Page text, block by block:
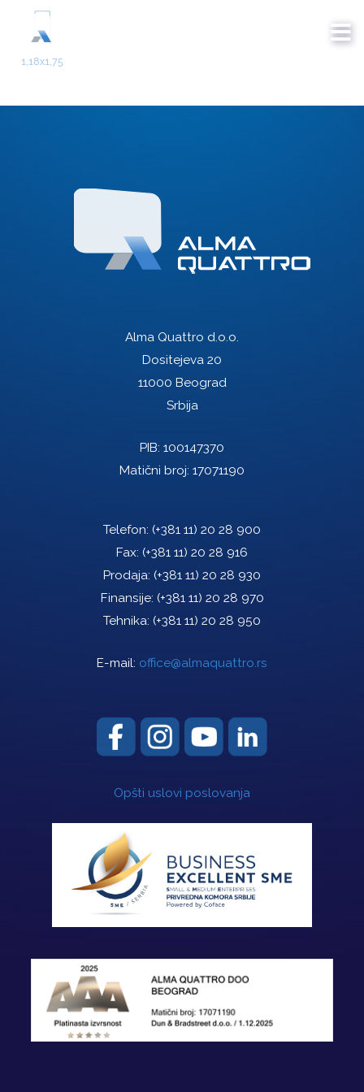
Alma Quattro d.o.o.
Dositejeva 20
11000 Beograd
Srbija
PIB: 100147370
Matični broj: 17071190
Telefon: (+381 11) 20 28 900
Fax: (+381 11) 20 28 916
Prodaja: (+381 11) 20 28 930
Finansije: (+381 11) 20 28 970
Tehnika: (+381 11) 20 28 950
E-mail: office@almaquattro.rs
Opšti uslovi poslovanja